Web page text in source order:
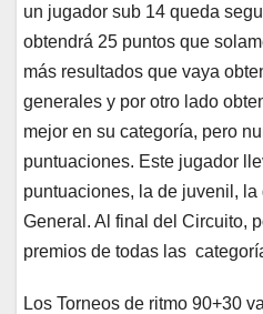
un jugador sub 14 queda
obtendrá 25 puntos que
más resultados que vaya
generales y por otro lado
mejor en su categoría, pero
puntuaciones. Este jugador
puntuaciones, la de juvenil, la
General. Al final del Circuito,
premios de todas las
Los Torneos de ritmo 90+30